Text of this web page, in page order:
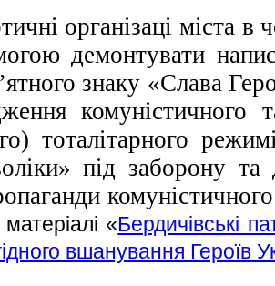
організаці міста в
демонтувати
знаку «Слава
комуністичного
тоталітарного
під заборону
«Бердичівські
вшанування Героїв